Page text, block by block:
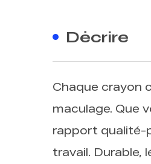
Décrire
Chaque crayon
maculage. Que
rapport qualité-
travail. Durable,